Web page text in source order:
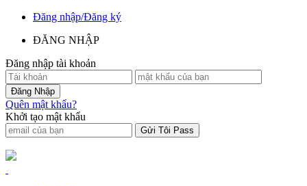
Đăng nhập/Đăng ký
ĐĂNG NHẬP
Đăng nhập tài khoản
Quên mật khẩu?
Khởi tạo mật khẩu